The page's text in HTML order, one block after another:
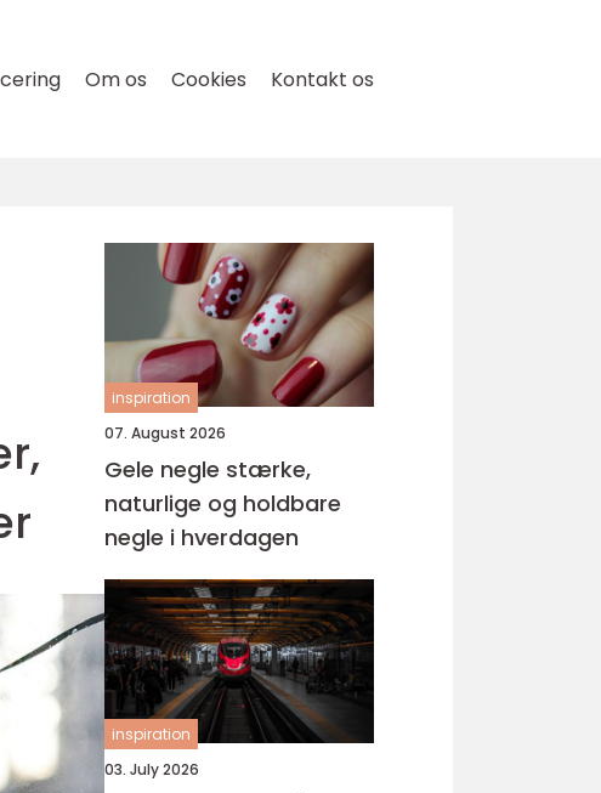
Om os Cookies Kontakt os
inspiration
07. August 2026
Gele negle stærke,
naturlige og holdbare
negle i hverdagen
inspiration
03. July 2026